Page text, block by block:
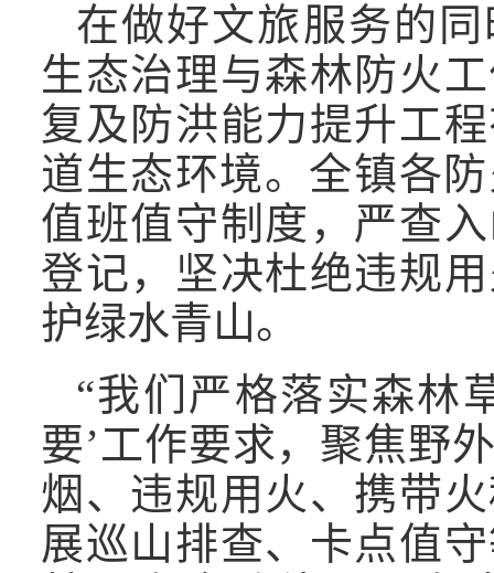
在做好文旅服务的
生态治理与森林防火
复及防洪能力提升工
道生态环境。全镇各
值班值守制度，严查
登记，坚决杜绝违规
护绿水青山。
“我们严格落实森林
要’工作要求，聚焦野
烟、违规用火、携带
展巡山排查、卡点值